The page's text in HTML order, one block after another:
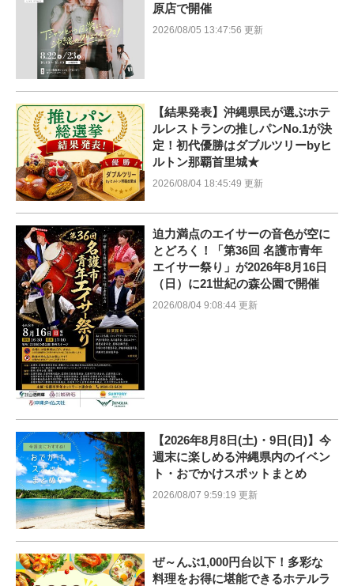
原店で開催
2026/08/05 13:47:56 更新
【結果発表】沖縄県民が選ぶホテ
ルレストランの推しパンNo.1が決
定！初代優勝はダブルツリーbyヒ
ルトン那覇首里城★
2026/08/04 18:45:49 更新
迫力満点のエイサーの音色が空に
とどろく！「第36回 名護市青年
エイサー祭り」が2026年8月16日
（日）に21世紀の森公園で開催
2026/08/04 9:08:44 更新
【2026年8月8日(土)・9日(日)】今
週末に楽しめる沖縄県内のイベン
ト・おでかけスポットまとめ
2026/08/07 9:59:19 更新
ぜ～んぶ1,000円台以下！多彩な
料理をお得に堪能できるホテルラ